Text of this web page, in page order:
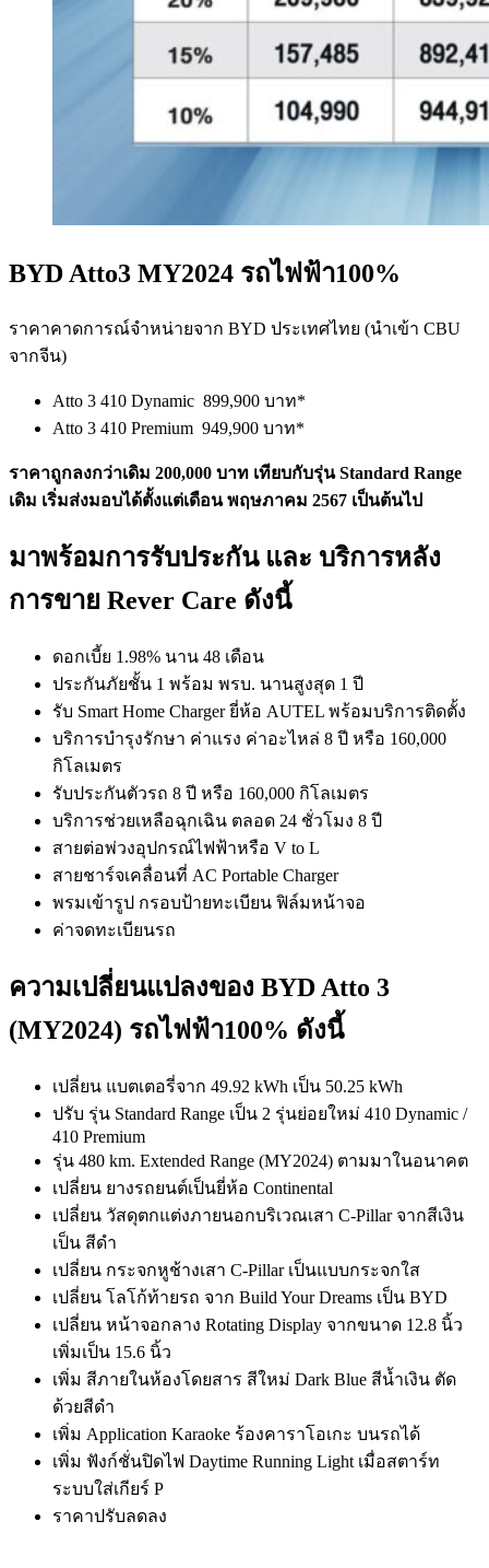
BYD Atto3 MY2024 รถไฟฟ้า100%
ราคาคาดการณ์จำหน่ายจาก BYD ประเทศไทย (นำเข้า CBU
จากจีน)
Atto 3 410 Dynamic 899,900 บาท*
Atto 3 410 Premium 949,900 บาท*
ราคาถูกลงกว่าเดิม 200,000 บาท เทียบกับรุ่น Standard Range
เดิม เริ่มส่งมอบได้ตั้งแต่เดือน พฤษภาคม 2567 เป็นต้นไป
มาพร้อมการรับประกัน และ บริการหลัง
การขาย Rever Care ดังนี้
ดอกเบี้ย 1.98% นาน 48 เดือน
ประกันภัยชั้น 1 พร้อม พรบ. นานสูงสุด 1 ปี
รับ Smart Home Charger ยี่ห้อ AUTEL พร้อมบริการติดตั้ง
บริการบำรุงรักษา ค่าแรง ค่าอะไหล่ 8 ปี หรือ 160,000
กิโลเมตร
รับประกันตัวรถ 8 ปี หรือ 160,000 กิโลเมตร
บริการช่วยเหลือฉุกเฉิน ตลอด 24 ชั่วโมง 8 ปี
สายต่อพ่วงอุปกรณ์ไฟฟ้าหรือ V to L
สายชาร์จเคลื่อนที่ AC Portable Charger
พรมเข้ารูป กรอบป้ายทะเบียน ฟิล์มหน้าจอ
ค่าจดทะเบียนรถ
ความเปลี่ยนแปลงของ BYD Atto 3
(MY2024) รถไฟฟ้า100% ดังนี้
เปลี่ยน แบตเตอรี่จาก 49.92 kWh เป็น 50.25 kWh
ปรับ รุ่น Standard Range เป็น 2 รุ่นย่อยใหม่ 410 Dynamic /
410 Premium
รุ่น 480 km. Extended Range (MY2024) ตามมาในอนาคต
เปลี่ยน ยางรถยนต์เป็นยี่ห้อ Continental
เปลี่ยน วัสดุตกแต่งภายนอกบริเวณเสา C-Pillar จากสีเงิน
เป็น สีดำ
เปลี่ยน กระจกหูช้างเสา C-Pillar เป็นแบบกระจกใส
เปลี่ยน โลโก้ท้ายรถ จาก Build Your Dreams เป็น BYD
เปลี่ยน หน้าจอกลาง Rotating Display จากขนาด 12.8 นิ้ว
เพิ่มเป็น 15.6 นิ้ว
เพิ่ม สีภายในห้องโดยสาร สีใหม่ Dark Blue สีน้ำเงิน ตัด
ด้วยสีดำ
เพิ่ม Application Karaoke ร้องคาราโอเกะ บนรถได้
เพิ่ม ฟังก์ชั่นปิดไฟ Daytime Running Light เมื่อสตาร์ท
ระบบใส่เกียร์ P
ราคาปรับลดลง